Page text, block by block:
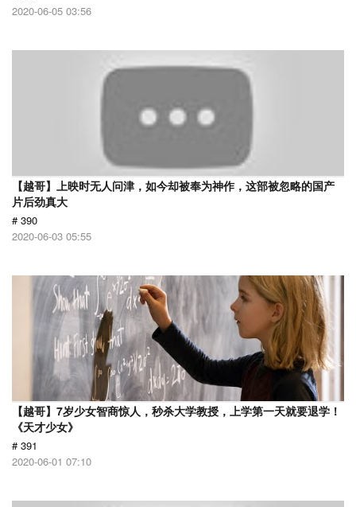
2020-06-05 03:56
【越哥】上映时无人问津，如今却被奉为神作，这部被忽略的国产
片后劲真大
# 390
2020-06-03 05:55
【越哥】7岁少女智商惊人，秒杀大学教授，上学第一天就要退学！
《天才少女》
# 391
2020-06-01 07:10